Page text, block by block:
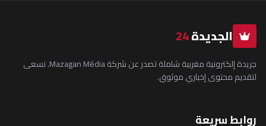
الجديدة24
جريدة إلكترونية مغربية شاملة تصدر عن شركة Mazagan Média. نسعى
لتقديم محتوى إخباري موثوق.
روابط سريعة